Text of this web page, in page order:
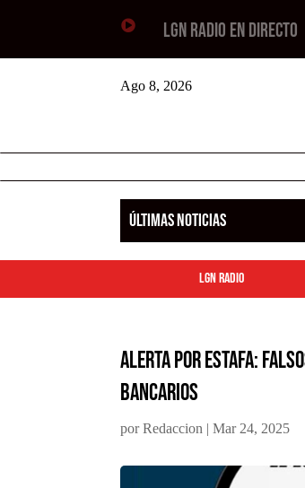
 LGN RADIO EN DIRECTO
Ago 8, 2026
ÚLTIMAS NOTICIAS
LGN Radio
Alerta por estafa:
bancarios
porRedaccion |Mar 24, 2025